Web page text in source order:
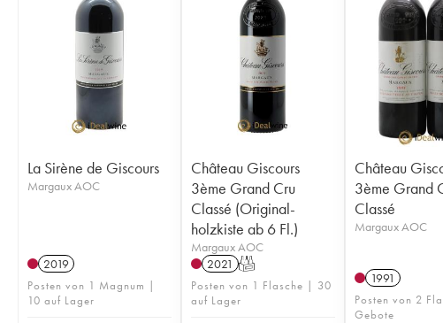
La Sirène de Giscours
Margaux AOC
2019
Posten von 1 Magnum |
10 auf Lager
Château Giscours
3ème Grand Cru
Classé (Original-
holzkiste ab 6 Fl.)
Margaux AOC
2021 T
Posten von 1 Flasche | 30
auf Lager
Château
3ème Grand
Classé
Margaux AOC
1991
Posten von 2
Gebote